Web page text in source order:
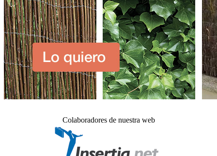
Colaboradores de nuestra web